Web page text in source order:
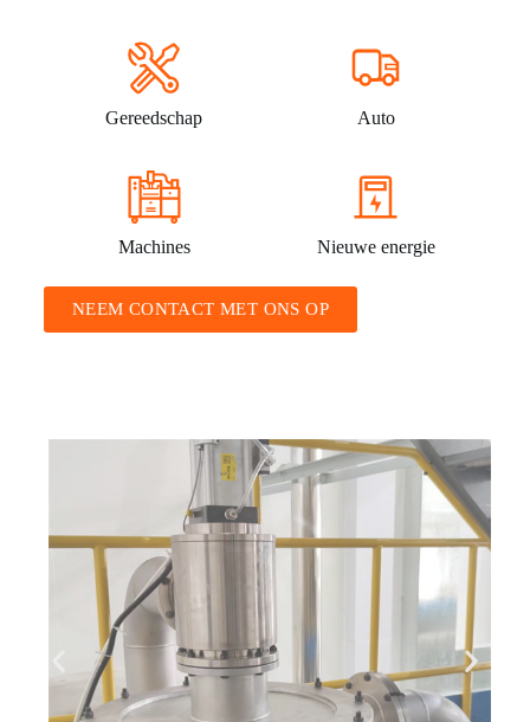
Gereedschap Auto
Machines Nieuwe energie
NEEM CONTACT MET ONS OP